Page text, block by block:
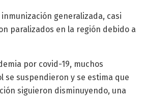
inmunización generalizada, casi
paralizados en la región debido a
por covid-19, muchos
se suspendieron y se estima que
siguieron disminuyendo, una